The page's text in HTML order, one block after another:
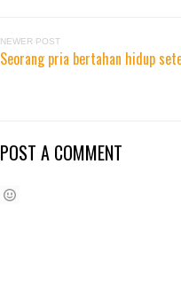
NEWER POST
Seorang pria bertahan hidup
POST A COMMENT